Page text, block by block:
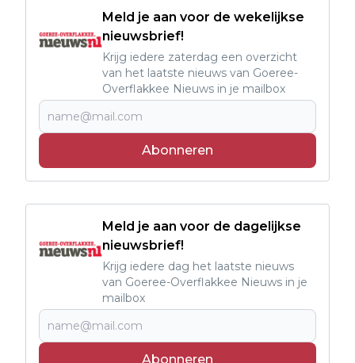
Meld je aan voor de wekelijkse
nieuwsbrief!
Krijg iedere zaterdag een overzicht
van het laatste nieuws van Goeree-
Overflakkee Nieuws in je mailbox
Abonneren
Meld je aan voor de dagelijkse
nieuwsbrief!
Krijg iedere dag het laatste nieuws
van Goeree-Overflakkee Nieuws in je
mailbox
Abonneren